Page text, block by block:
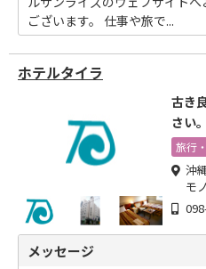
ございます。 仕事や旅で...
ホテルタイラ
古き
さい。
旅行
沖
モ
メッセージ